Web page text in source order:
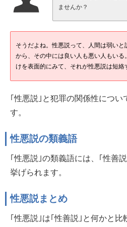
ませんか？
そうだよね。性悪説って、人間は弱いと
から、その中には良い人も悪い人もいる
けを表面的にみて、それが性悪説は短絡
｢性悪説｣と犯罪の関係性につ
す。
性悪説の類義語
｢性悪説｣の類義語には、｢性善
挙げられます。
性悪説まとめ
｢性悪説｣は｢性善説｣と何かと